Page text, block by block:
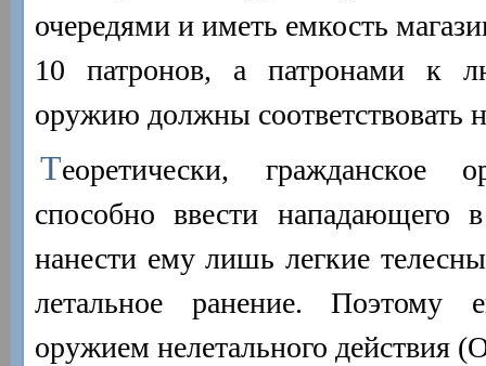
очередями и иметь емкость
10 патронов, а патронами к
оружию должны соответствовать
Теоретически, гражданское
способно ввести нападающего
нанести ему лишь легкие
летальное ранение. Поэтому
оружием нелетального действия